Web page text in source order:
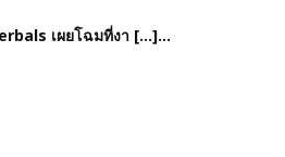
เผยโฉมที่งา […]...